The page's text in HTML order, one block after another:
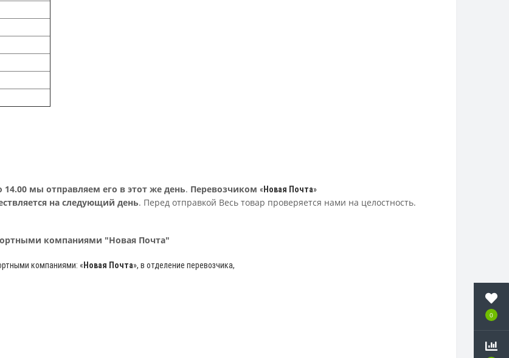
0
мы отправляем его в этот же день. Перевозчиком « Новая Почта»
на следующий день. Перед отправкой Весь товар проверяется нами на целостность.
компаниями "Новая Почта"
компаниями: « Новая Почта», в отделение перевозчика,